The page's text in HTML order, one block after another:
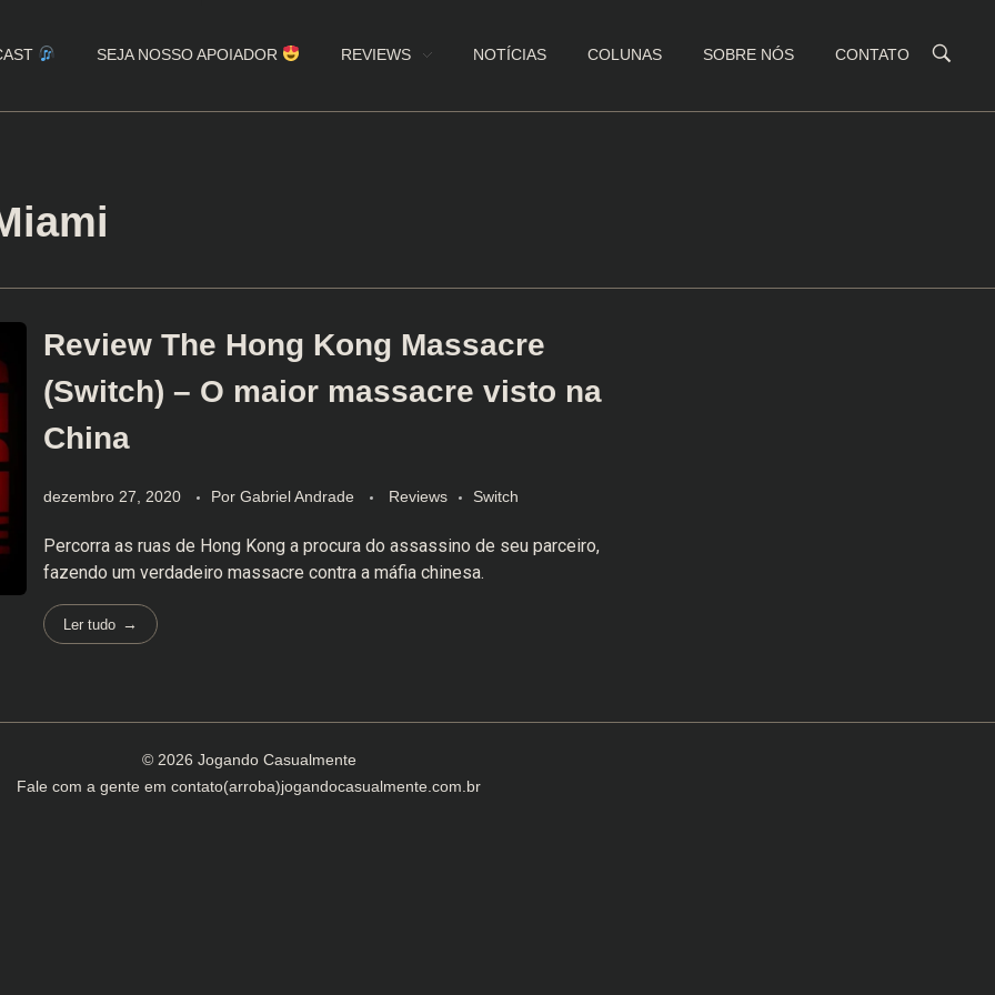
SEJA NOSSO APOIADOR REVIEWS NOTÍCIAS COLUNAS SOBRE NÓS CONTATO
Review The Hong Kong Massacre
(Switch) – O maior massacre visto na
China
dezembro 27, 2020 Por Gabriel Andrade Reviews Switch
Percorra as ruas de Hong Kong a procura do assassino de seu parceiro,
fazendo um verdadeiro massacre contra a máfia chinesa.
Ler tudo
© 2026 Jogando Casualmente
Fale com a gente em contato(arroba)jogandocasualmente.com.br